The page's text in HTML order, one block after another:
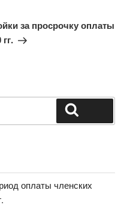
за просрочку оплаты
оплаты членских